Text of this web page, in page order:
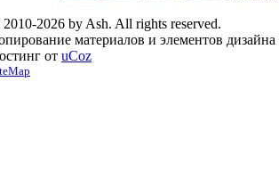
2026 by Ash. All rights reserved.
материалов и элементов
от uCoz